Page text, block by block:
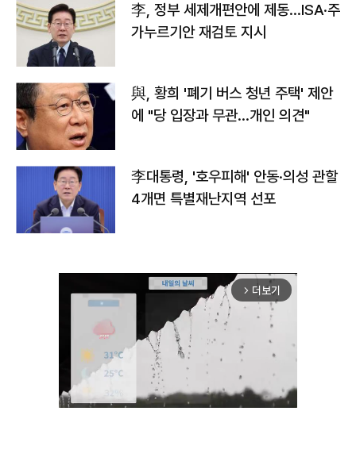
李, 정부 세제개편안에 제동…ISA·주
가누르기안 재검토 지시
與, 황희 '폐기 버스 청년 주택' 제안
에 "당 입장과 무관…개인 의견"
李대통령, '호우피해' 안동·의성 관할
4개면 특별재난지역 선포
arrow_forward_ios 더보기